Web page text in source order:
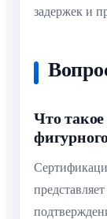
задержек и
Что